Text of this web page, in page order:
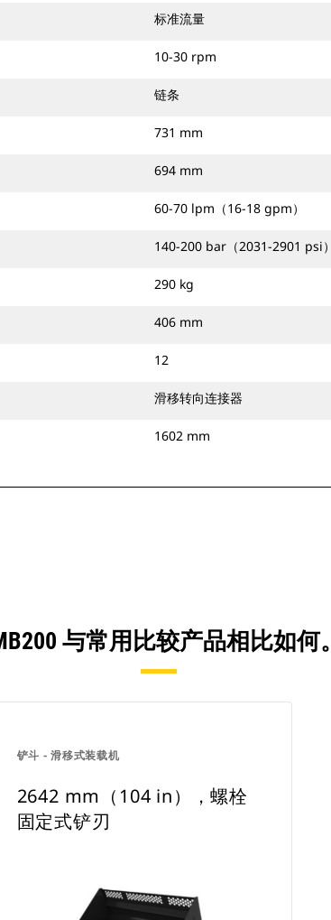
标准流量
10-30 rpm
链条
731 mm
694 mm
60-70 lpm（16-18 gpm）
140-200 bar（2031-2901 psi）
290 kg
406 mm
12
滑移转向连接器
1602 mm
与常用比较产品相比如何。
铲斗 - 滑移式装载机
2642 mm（104 in），螺栓
固定式铲刃